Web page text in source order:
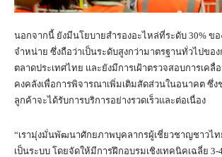
นอกจากนี้ ยังมีนโยบายสำรองอะไหล่ที่ระดับ 30% ข
จำหน่าย ซึ่งถือว่าเป็นระดับสูงกว่ามาตรฐานทั่วไปขอ
ตลาดประเทศไทย และยังมีการเฝ้าตรวจสอบการเคลื่
คงคลังเพื่อการพิจารณาเพิ่มเติมสัดส่วนในอนาคต ซึ่ง
ลูกค้าจะได้รับการบริการอย่างรวดเร็วและต่อเนื่อง
“เรามุ่งมั่นพัฒนาศักยภาพบุคลากรผู้เชี่ยวชาญชาวไท
เป็นระบบ โดยจัดให้มีการฝึกอบรมเชิงเทคนิคเฉลี่ย